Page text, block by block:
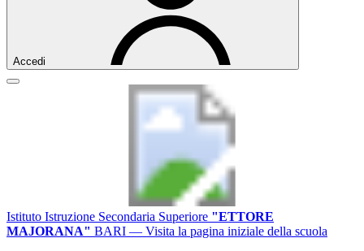
Accedi
Istituto Istruzione Secondaria Superiore "ETTORE
MAJORANA" BARI — Visita la pagina iniziale della scuola